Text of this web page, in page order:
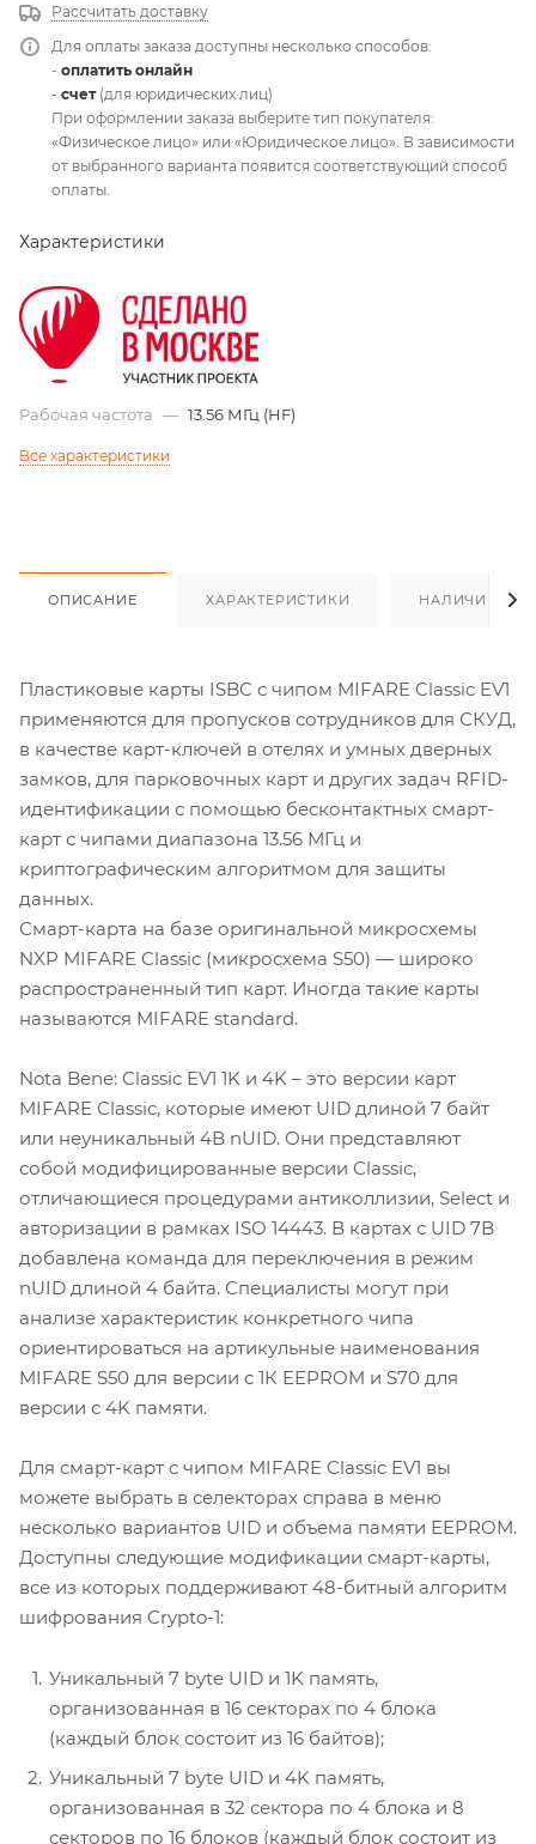
Рассчитать доставку
Для оплаты заказа доступны несколько способов:
- оплатить онлайн
- счет(для юридических лиц)
При оформлении заказа выберите тип покупателя:
«Физическое лицо» или «Юридическое лицо». В зависимости
от выбранного варианта появится соответствующий способ
оплаты.
Характеристики
Рабочая частота — 13.56 МГц (HF)
Все характеристики
ОПИСАНИЕ ХАРАКТЕРИСТИКИ НАЛИЧИЕ
Пластиковые карты ISBC с чипом MIFARE Classic EV1
применяются для пропусков сотрудников для СКУД,
в качестве карт-ключей в отелях и умных дверных
замков, для парковочных карт и других задач RFID-
идентификации с помощью бесконтактных смарт-
карт с чипами диапазона 13.56 МГц и
криптографическим алгоритмом для защиты
данных.
Смарт-карта на базе оригинальной микросхемы
NXP MIFARE Classic (микросхема S50) — широко
распространенный тип карт. Иногда такие карты
называются MIFARE standard.
Nota Bene: Classic EV1 1K и 4K – это версии карт
MIFARE Classic, которые имеют UID длиной 7 байт
или неуникальный 4B nUID. Они представляют
собой модифицированные версии Classic,
отличающиеся процедурами антиколлизии, Select и
авторизации в рамках ISO 14443. В картах с UID 7B
добавлена команда для переключения в режим
nUID длиной 4 байта. Специалисты могут при
анализе характеристик конкретного чипа
ориентироваться на артикульные наименования
MIFARE S50 для версии с 1К EEPROM и S70 для
версии с 4K памяти.
Для смарт-карт с чипом MIFARE Classic EV1 вы
можете выбрать в селекторах справа в меню
несколько вариантов UID и объема памяти EEPROM.
Доступны следующие модификации смарт-карты,
все из которых поддерживают 48-битный алгоритм
шифрования Crypto-1:
Уникальный 7 byte UID и 1K память,
организованная в 16 секторах по 4 блока
(каждый блок состоит из 16 байтов);
Уникальный 7 byte UID и 4K память,
организованная в 32 сектора по 4 блока и 8
секторов по 16 блоков (каждый блок состоит из